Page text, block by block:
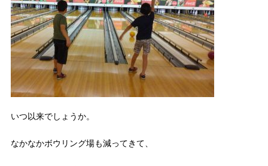
いつ以来でしょうか。
なかなかボウリング場も減ってきて、